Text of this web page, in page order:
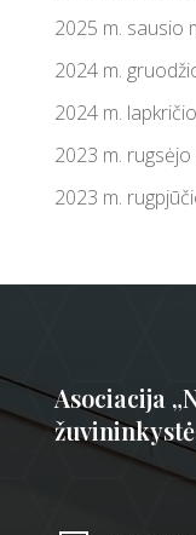
2025 m. sausio
2024 m.
2024 m.
2023 m. rugsėjo
2023 m.
Asociacija